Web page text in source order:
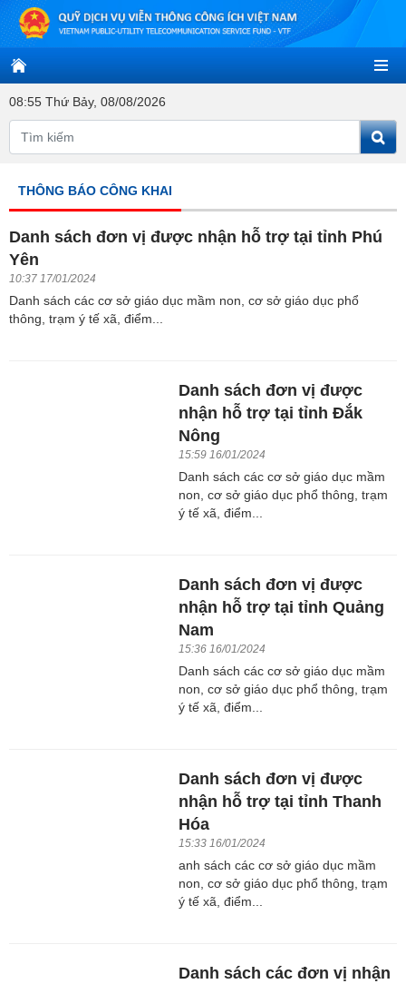
08:55 Thứ Bảy, 08/08/2026
THÔNG BÁO CÔNG KHAI
Danh sách đơn vị được nhận hỗ trợ tại tỉnh Phú
Yên
10:37 17/01/2024
Danh sách các cơ sở giáo dục mầm non, cơ sở giáo dục phổ
thông, trạm ý tế xã, điểm...
Danh sách đơn vị được
nhận hỗ trợ tại tỉnh Đắk
Nông
15:59 16/01/2024
Danh sách các cơ sở giáo dục mầm
non, cơ sở giáo dục phổ thông, trạm
ý tế xã, điểm...
Danh sách đơn vị được
nhận hỗ trợ tại tỉnh Quảng
Nam
15:36 16/01/2024
Danh sách các cơ sở giáo dục mầm
non, cơ sở giáo dục phổ thông, trạm
ý tế xã, điểm...
Danh sách đơn vị được
nhận hỗ trợ tại tỉnh Thanh
Hóa
15:33 16/01/2024
anh sách các cơ sở giáo dục mầm
non, cơ sở giáo dục phổ thông, trạm
ý tế xã, điểm...
Danh sách các đơn vị nhận